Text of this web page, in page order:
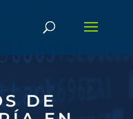
DE